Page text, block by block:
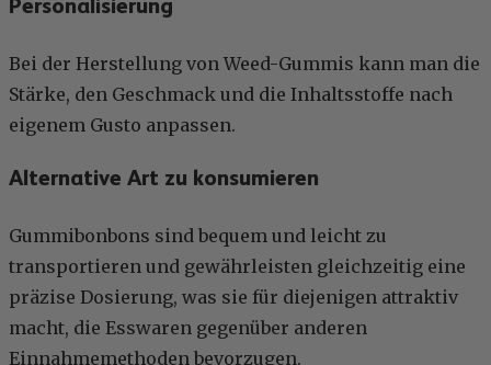
Personalisierung
Bei der Herstellung von Weed-Gummis kann man die
Stärke, den Geschmack und die Inhaltsstoffe nach
eigenem Gusto anpassen.
Alternative Art zu konsumieren
Gummibonbons sind bequem und leicht zu
transportieren und gewährleisten gleichzeitig eine
präzise Dosierung, was sie für diejenigen attraktiv
macht, die Esswaren gegenüber anderen
Einnahmemethoden bevorzugen.